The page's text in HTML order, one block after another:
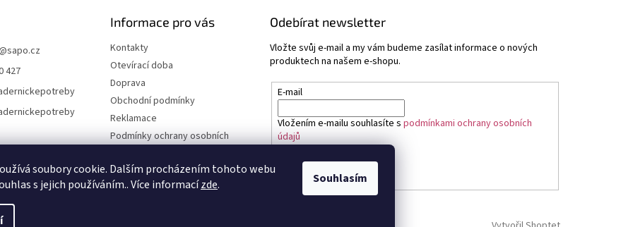
soubory cookie. Dalším procházením tohoto webu
s jejich používáním.. Více informacízde. Souhlasím
sapo.cz
427
Informace pro vás
Kontakty
Otevírací doba
Doprava
Obchodní podmínky
Reklamace
Podmínky ochrany osobních
Časté dotazy
Odebírat newsletter
Vložte svůj e-mail a my vám budeme zasílat informace o nových
produktech na našem e-shopu.
E-mail
Vložením e-mailu souhlasíte spodmínkami ochrany osobních
údajů